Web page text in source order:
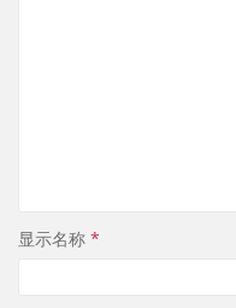
显示名称 *